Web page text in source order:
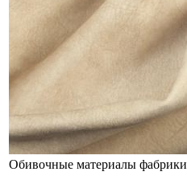
Обивочные материалы фабрики